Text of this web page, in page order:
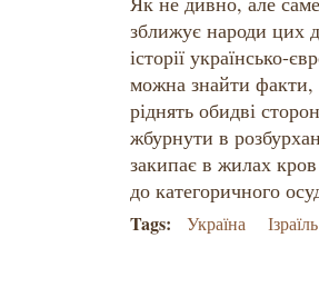
зближує народи цих
історії українсько-
можна знайти факти,
ріднять обидві
жбурнути в
закипає в жилах
до категоричного
Tags: Україна Ізраїль